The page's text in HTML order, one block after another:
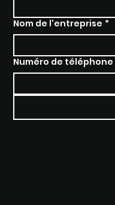
Nom de l'entreprise *
Numéro de téléphone